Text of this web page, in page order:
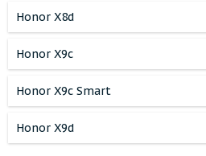
Honor X8d
Honor X9c
Honor X9c Smart
Honor X9d